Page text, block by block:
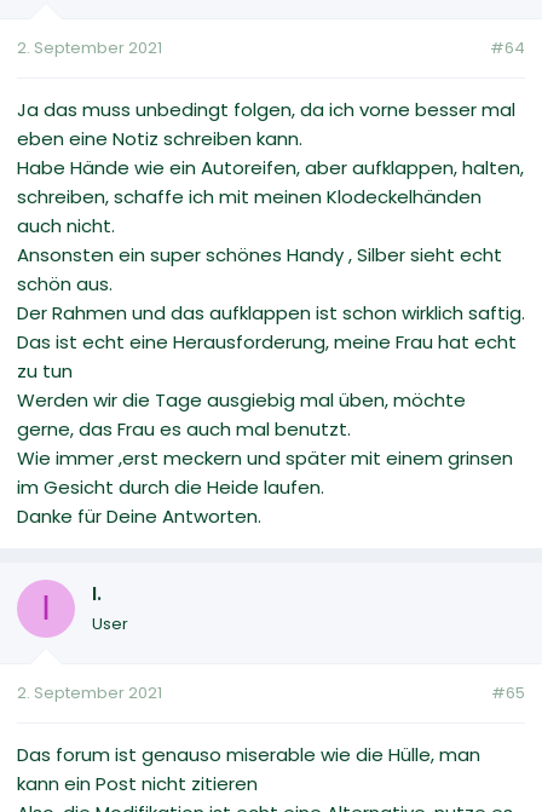
2. September 2021 #64
Ja das muss unbedingt folgen, da ich vorne besser mal
eben eine Notiz schreiben kann.
Habe Hände wie ein Autoreifen, aber aufklappen, halten,
schreiben, schaffe ich mit meinen Klodeckelhänden
auch nicht.
Ansonsten ein super schönes Handy , Silber sieht echt
schön aus.
Der Rahmen und das aufklappen ist schon wirklich saftig.
Das ist echt eine Herausforderung, meine Frau hat echt
zu tun
Werden wir die Tage ausgiebig mal üben, möchte
gerne, das Frau es auch mal benutzt.
Wie immer ,erst meckern und später mit einem grinsen
im Gesicht durch die Heide laufen.
Danke für Deine Antworten.
I I.
User
2. September 2021 #65
Das forum ist genauso miserable wie die Hülle, man
kann ein Post nicht zitieren